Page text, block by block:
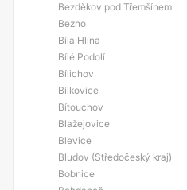
Bezděkov pod Třemšínem
Bezno
Bílá Hlína
Bílé Podolí
Bílichov
Bílkovice
Bítouchov
Blažejovice
Blevice
Bludov (Středočeský kraj)
Bobnice